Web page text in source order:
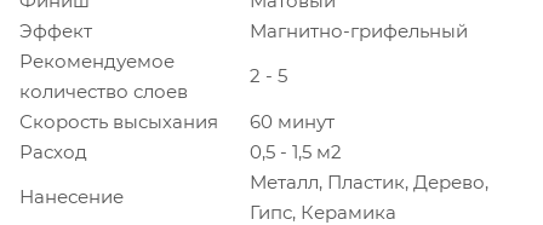
Эффект
Магнитно-грифельный
Рекомендуемое
количество слоев
2 - 5
Скорость высыхания
60 минут
Расход
0,5 - 1,5 м2
Нанесение
Металл, Пластик, Дерево,
Гипс, Керамика